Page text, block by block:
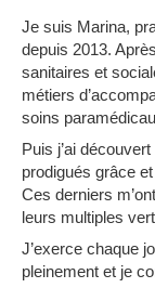
Je suis Marina,
depuis 2013.
sanitaires et
métiers
soins
Puis j’ai
prodigués grâce
Ces derniers
leurs multiples
J’exerce chaque
pleinement et je